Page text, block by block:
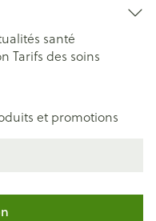
santé
Tarifs des soins
et promotions